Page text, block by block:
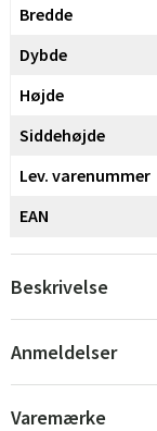
Bredde
Dybde
Højde
Siddehøjde
Lev. varenummer
EAN
Beskrivelse
Anmeldelser
Varemærke